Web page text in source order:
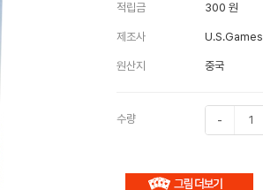
적립금 300 원
제조사 U.S.Games
원산지 중국
수량 -